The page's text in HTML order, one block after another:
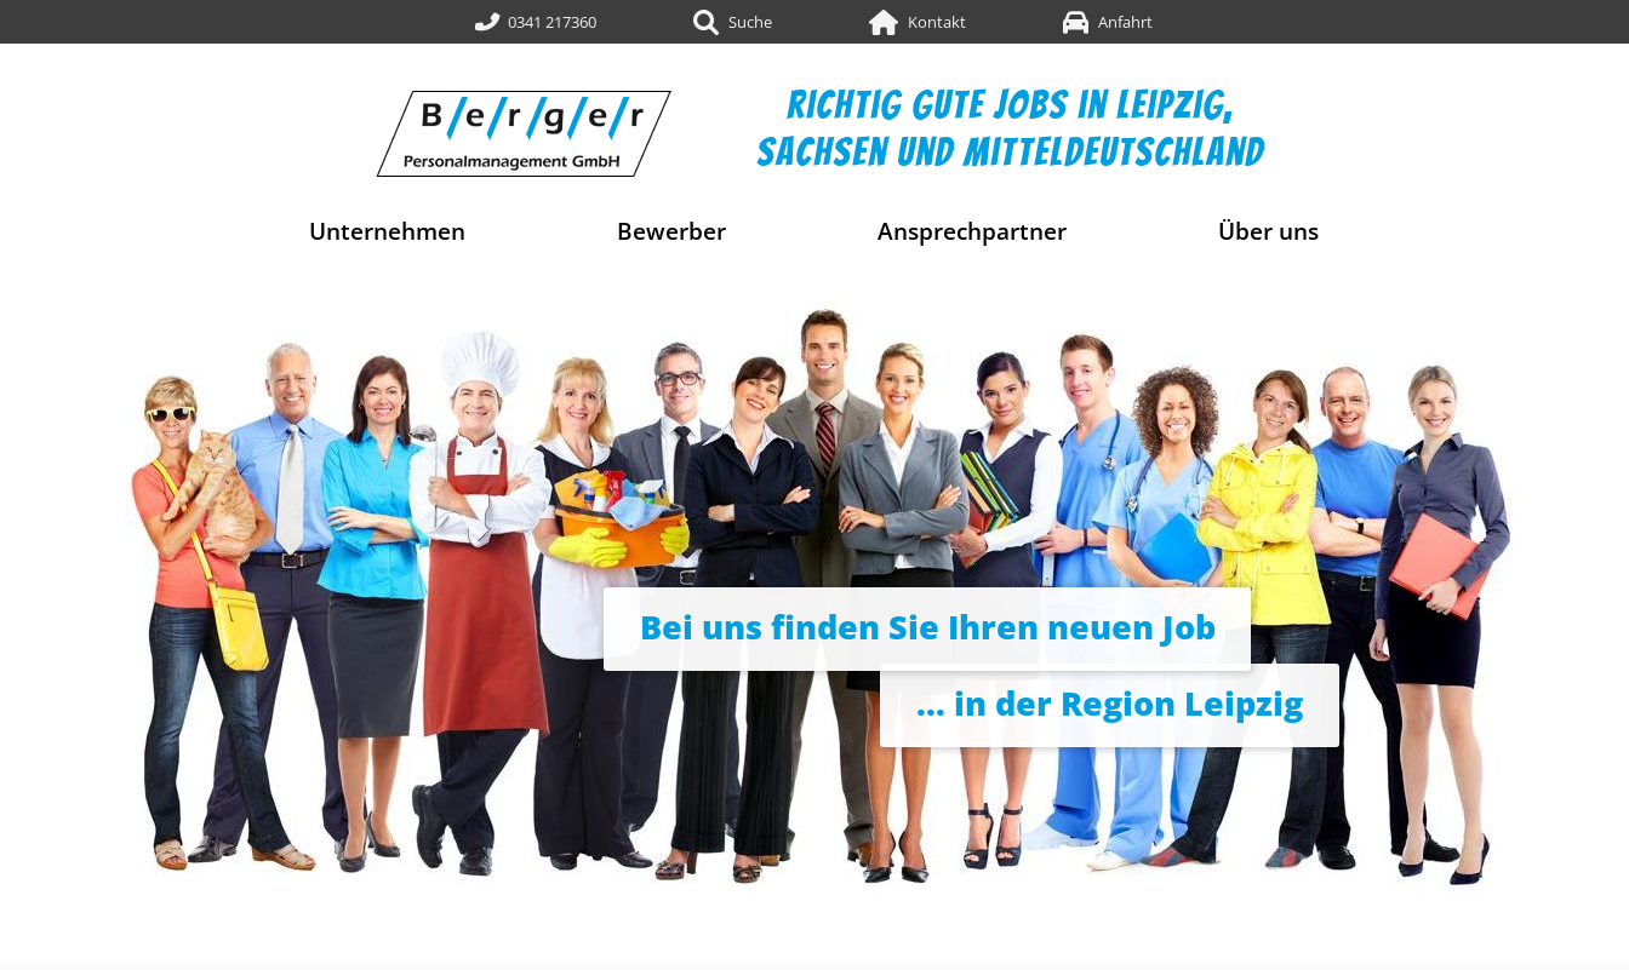
0341 217360 Suche Kontakt Anfahrt
richtig gute jobs in leipzig,
sachsen und mitteldeutschland
Unternehmen Bewerber Ansprechpartner Über uns
... in der Region Leipzig
Bei uns finden Sie Ihren neuen Job